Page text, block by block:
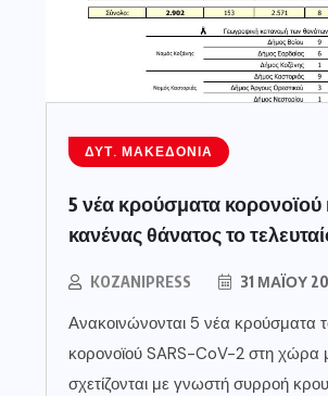
ΔΥΤ. ΜΑΚΕΔΟΝΊΑ
5 νέα κρούσματα κορονοϊού
κανένας θάνατος το
KOZANIPRESS 31 ΜΑΪ́ΟΥ
Ανακοινώνονται 5 νέα κρούσματα
κορονοϊού SARS-CoV-2 στη χώρα
σχετίζονται με γνωστή συρροή